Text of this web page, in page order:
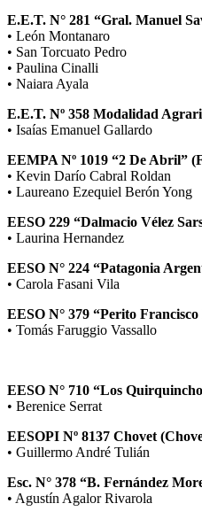
E.E.T. N° 281 “Gral. Manuel
• León Montanaro
• San Torcuato Pedro
• Paulina Cinalli
• Naiara Ayala
E.E.T. Nº 358 Modalidad
• Isaías Emanuel Gallardo
EEMPA Nº 1019 “2 De Abril”
• Kevin Darío Cabral Roldan
• Laureano Ezequiel Berón Yong
EESO 229 “Dalmacio Vélez
• Laurina Hernandez
EESO N° 224 “Patagonia
• Carola Fasani Vila
EESO N° 379 “Perito
• Tomás Faruggio Vassallo
EESO N° 710 “Los
• Berenice Serrat
EESOPI Nº 8137 Chovet
• Guillermo André Tulián
Esc. N° 378 “B. Fernández
• Agustín Agalor Rivarola